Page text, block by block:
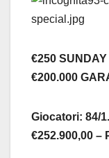
€250
€200.000
Giocatori: 84/
€252.900,00 –